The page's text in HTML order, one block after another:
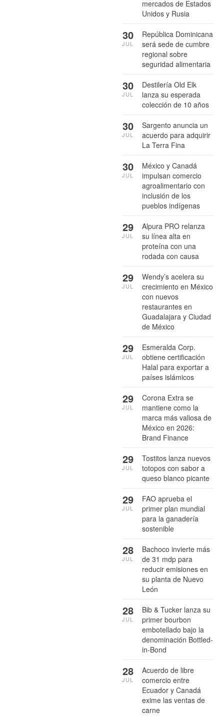
mercados de Estados
Unidos y Rusia
República Dominicana
será sede de cumbre
regional sobre
seguridad alimentaria
30
JUL
Destilería Old Elk
lanza su esperada
colección de 10 años
30
JUL
Sargento anuncia un
acuerdo para adquirir
La Terra Fina
30
JUL
México y Canadá
impulsan comercio
agroalimentario con
inclusión de los
pueblos indígenas
30
JUL
Alpura PRO relanza
su línea alta en
proteína con una
rodada con causa
29
JUL
Wendy’s acelera su
crecimiento en México
con nuevos
restaurantes en
Guadalajara y Ciudad
de México
29
JUL
Esmeralda Corp.
obtiene certificación
Halal para exportar a
países islámicos
29
JUL
Corona Extra se
mantiene como la
marca más valiosa de
México en 2026:
Brand Finance
29
JUL
Tostitos lanza nuevos
totopos con sabor a
queso blanco picante
29
JUL
FAO aprueba el
primer plan mundial
para la ganadería
sostenible
29
JUL
Bachoco invierte más
de 31 mdp para
reducir emisiones en
su planta de Nuevo
León
28
JUL
Bib & Tucker lanza su
primer bourbon
embotellado bajo la
denominación Bottled-
in-Bond
28
JUL
Acuerdo de libre
comercio entre
Ecuador y Canadá
exime las ventas de
carne
28
JUL